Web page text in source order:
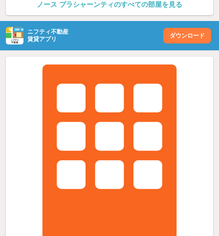
ノース プラシャーンティのすべての部屋を見る
ニフティ不動産
賃貸アプリ
ダウンロード